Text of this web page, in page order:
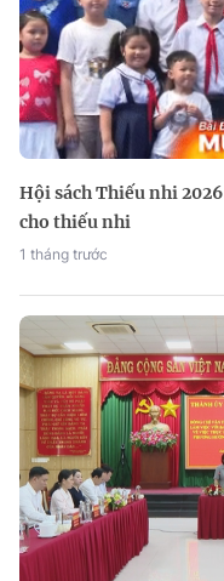
Hội sách Thiếu nhi
cho thiếu nhi
1 tháng trước